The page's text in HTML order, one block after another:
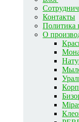
Контакты
Политика
О